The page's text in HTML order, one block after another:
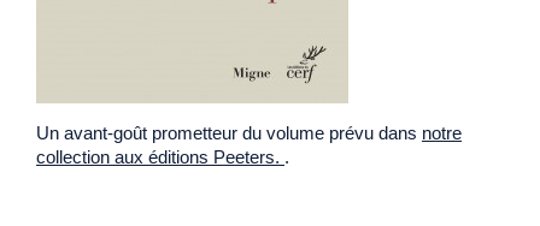
Un avant-goût prometteur du volume prévu dans notre
collection aux éditions Peeters. .